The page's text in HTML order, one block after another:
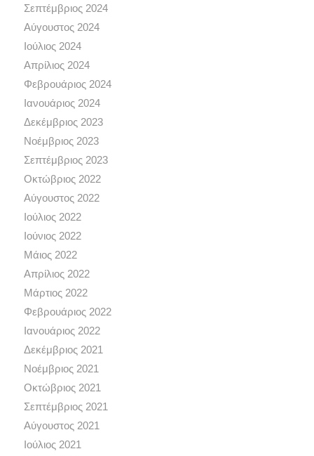
Σεπτέμβριος 2024
Αύγουστος 2024
Ιούλιος 2024
Απρίλιος 2024
Φεβρουάριος 2024
Ιανουάριος 2024
Δεκέμβριος 2023
Νοέμβριος 2023
Σεπτέμβριος 2023
Οκτώβριος 2022
Αύγουστος 2022
Ιούλιος 2022
Ιούνιος 2022
Μάιος 2022
Απρίλιος 2022
Μάρτιος 2022
Φεβρουάριος 2022
Ιανουάριος 2022
Δεκέμβριος 2021
Νοέμβριος 2021
Οκτώβριος 2021
Σεπτέμβριος 2021
Αύγουστος 2021
Ιούλιος 2021